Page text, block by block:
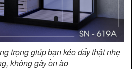
trọng giúp bạn kéo đẩy thật nhẹ
không gây ồn ào